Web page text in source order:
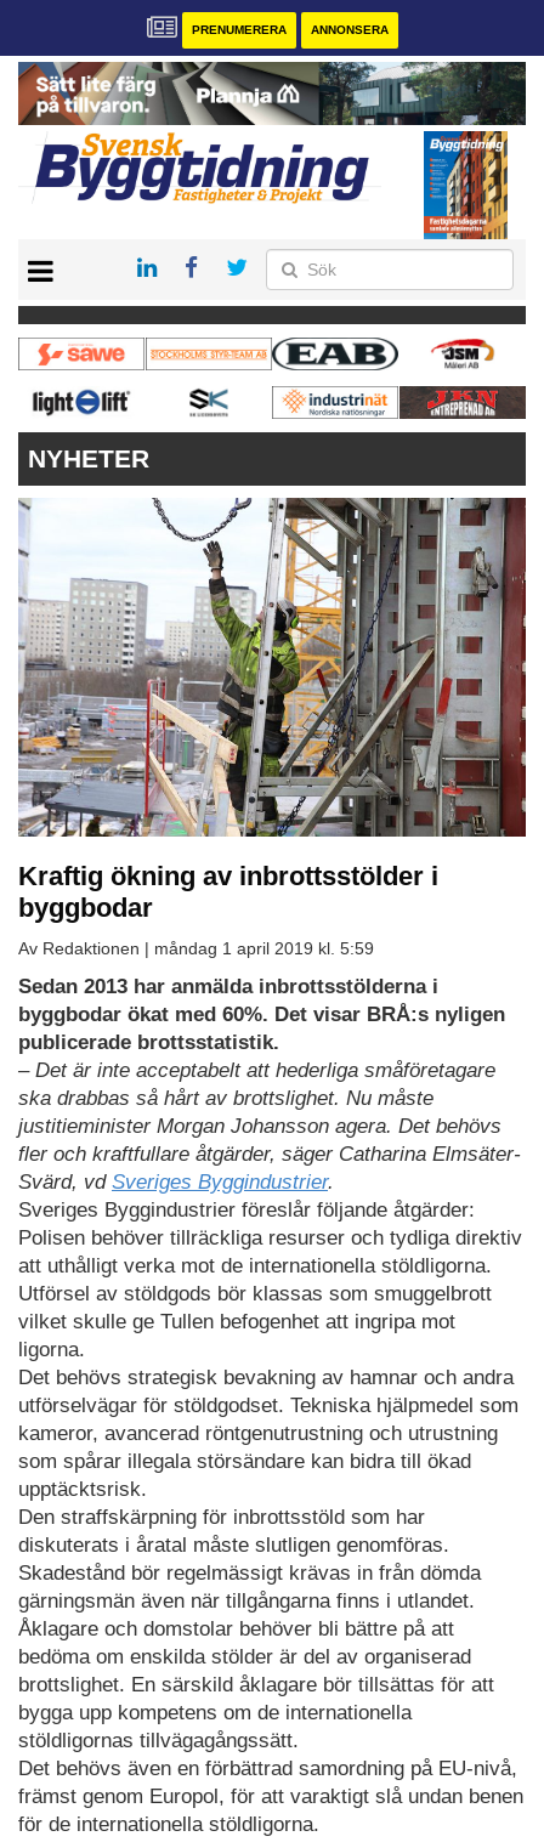
PRENUMERERA ANNONSERA
PRENUMERERA
VÅRA ANDRA MAGASIN
ANNONSERA
NYHETER
Kraftig ökning av inbrottsstölder i
byggbodar
Av Redaktionen | måndag 1 april 2019 kl. 5:59
Sedan 2013 har anmälda inbrottsstölderna i
byggbodar ökat med 60%. Det visar BRÅ:s nyligen
publicerade brottsstatistik.
– Det är inte acceptabelt att hederliga småföretagare
ska drabbas så hårt av brottslighet. Nu måste
justitieminister Morgan Johansson agera. Det behövs
fler och kraftfullare åtgärder, säger Catharina Elmsäter-
Svärd, vd Sveriges Byggindustrier.
Sveriges Byggindustrier föreslår följande åtgärder:
Polisen behöver tillräckliga resurser och tydliga direktiv
att uthålligt verka mot de internationella stöldligorna.
Utförsel av stöldgods bör klassas som smuggelbrott
vilket skulle ge Tullen befogenhet att ingripa mot
ligorna.
Det behövs strategisk bevakning av hamnar och andra
utförselvägar för stöldgodset. Tekniska hjälpmedel som
kameror, avancerad röntgenutrustning och utrustning
som spårar illegala störsändare kan bidra till ökad
upptäcktsrisk.
Den straffskärpning för inbrottsstöld som har
diskuterats i åratal måste slutligen genomföras.
Skadestånd bör regelmässigt krävas in från dömda
gärningsmän även när tillgångarna finns i utlandet.
Åklagare och domstolar behöver bli bättre på att
bedöma om enskilda stölder är del av organiserad
brottslighet. En särskild åklagare bör tillsättas för att
bygga upp kompetens om de internationella
stöldligornas tillvägagångssätt.
Det behövs även en förbättrad samordning på EU-nivå,
främst genom Europol, för att varaktigt slå undan benen
för de internationella stöldligorna.